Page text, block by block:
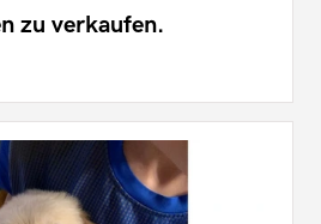
zu verkaufen.